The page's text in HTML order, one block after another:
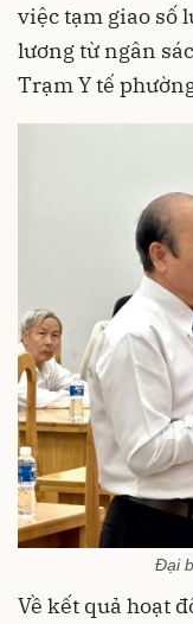
việc tạm giao số
lương từ ngân
Trạm Y tế
Đại
Về kết quả hoạt